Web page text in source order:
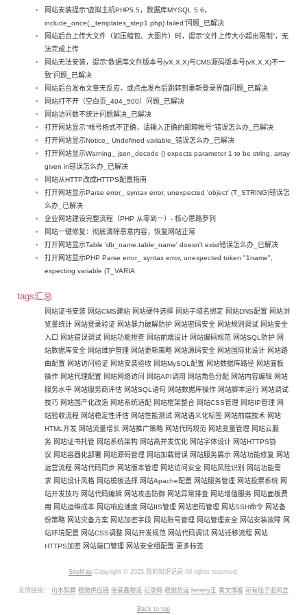
网站安装提示“虚拟主机PHP5.5，数据库MYSQL 5.6，
include_once(._templates_step1.php) failed”问题_已解决
网站后台上传大文件（如压缩包、大图片）时，提示“文件上传大小超出限制”，无
法完成上传
网站无法安装，提示“数据库文件版本号(vX.X.X)与CMS源码版本号(vX.X.X)不一
致”问题_已解决
网站后台发布文章无反应，或点击发布后跳转到重新登录界面问题_已解决
网站打不开（空白页_404_500）问题_已解决
网站访问数不统计问题解决_已解决
打开网站显示"帐号格式不正确，请输入正确的邮箱帐号"错误怎么办_已解决
打开网站显示Notice_ Undefined variable_错误怎么办_已解决
打开网站显示Warning_ json_decode () expects parameter 1 to be string, array
given in错误怎么办_已解决
网站从HTTP改成HTTPS配置指南
打开网站显示Parse error_ syntax error, unexpected 'object' (T_STRING)错误怎
么办_已解决
企业网站建设完整流程（PHP 从零到一）- 核心思路罗列
网站一键修复：彻底清除恶意内容，恢复网站正常
打开网站显示Table 'db_name.table_name' doesn't exist错误怎么办_已解决
打开网站显示PHP Parse error_ syntax error, unexpected token "1name",
expecting variable (T_VARIA
tags汇总
网站证书安装 网站CMS建站 网站硬件选择 网站子域名绑定 网站DNS配置 网站浏
览量统计 网站登录验证 网站暴力破解防护 网站密码安全 网站规则调试 网站安全
入口 网站错误调试 网站功能排查 网站前端设计 网站编码规范 网站SQL防护 网
站数据库安全 网站维护管理 网站更新策略 网站源码安全 网站国际化设计 网站路
由配置 网站访问验证 网站安装验收 网站MySQL配置 网站数据库路径 网站面板
操作 网站代理配置 网站网络访问 网站API调用 网站角色分配 网站内容编辑 网站
服务水平 网站服务商评估 网站SQL语句 网站数据库操作 网站脚本运行 网站调试
技巧 网站国产化改造 网站系统适配 网站框架整合 网站CSS管理 网站IP管理 网
站验收流程 网站稳定性评估 网站性能测试 网站语义化标签 网站前端技术 网站
HTML开发 网站流量增长 网站推广策略 网站代码规范 网站变量管理 网站云服
务 网站证书托管 网站系统架构 网站高并发优化 网站字体设计 网站HTTPS协
议 网站容器化部署 网站源码管理 网站加载错误 网站服务展示 网站功能修复 网站
运营流程 网站代码同步 网站版本管理 网站访问安全 网站风险识别
网站功能需
求 网站设计风格 网站模板选择 网站Apache配置 网站服务管理 网站投票系统 网
站开发技巧 网站代码编辑 网站攻击防御 网站异常排查 网站增值服务 网站面板费
用
网站运维成本 网站响应速度 网站IIS管理 网站密码管理 网站SSH命令 网站备
份策略 网站灾备方案 网站加密字段 网站账号管理 网站管理安全 网站安装故障 网
站环境配置 网站CSS调整 网站开发规范 网站代码调试 网站迁移流程 网站
HTTPS加密 网站端口管理 网站安全组配置-更多标签
SiteMap .Copyright © 2025.我的知识记录 All rights reserved.
友情链接： 山水殡葬 稳驰供应链 佳豪鑫物流 记录网 稳驰货运 henery王 黄文博客 可有仙子迎风立
Back to top